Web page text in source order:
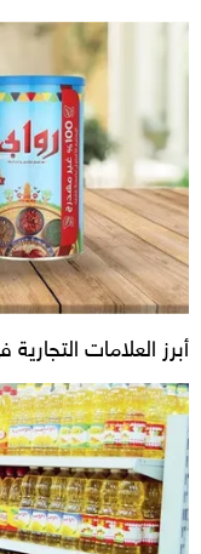
أبرز العلامات